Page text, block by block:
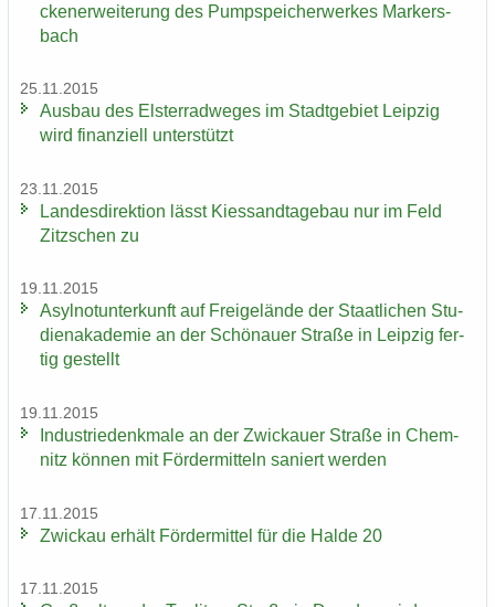
cken­er­wei­te­rung des Pump­spei­cher­wer­kes Mar­kers­
bach
25.11.2015
Aus­bau des Els­ter­rad­we­ges im Stadt­ge­biet Leip­zig
wird fi­nan­zi­ell un­ter­stützt
23.11.2015
Lan­des­di­rek­ti­on lässt Kies­sand­ta­ge­bau nur im Feld
Zitz­schen zu
19.11.2015
Asyl­not­un­ter­kunft auf Frei­ge­län­de der Staat­li­chen Stu­
di­en­aka­de­mie an der Schö­nau­er Stra­ße in Leip­zig fer­
tig ge­stellt
19.11.2015
In­dus­trie­denk­ma­le an der Zwi­ckau­er Stra­ße in Chem­
nitz kön­nen mit För­der­mit­teln sa­niert wer­den
17.11.2015
Zwi­ckau er­hält För­der­mit­tel für die Halde 20
17.11.2015